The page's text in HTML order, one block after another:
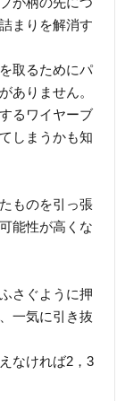
まりを解消す
取るためにパ
ありません。
るワイヤーブ
しまうかも知
ものを引っ張
能性が高くな
さぐように押
一気に引き抜
なければ2，3